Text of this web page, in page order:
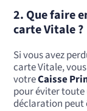
2. Que faire
carte Vitale ?
Si vous avez
carte Vitale,
votreCaisse
pour éviter
déclaration peut